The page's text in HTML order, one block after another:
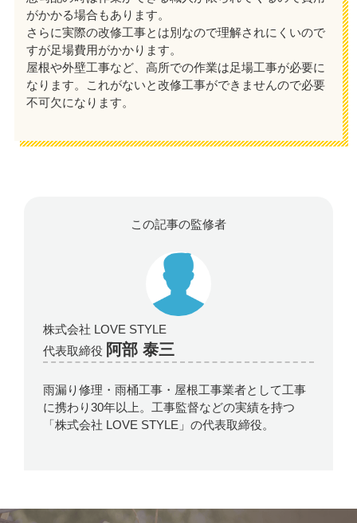
がかかる場合もあります。
さらに実際の改修工事とは別なので理解されにくいので
すが足場費用がかかります。
屋根や外壁工事など、高所での作業は足場工事が必要に
なります。これがないと改修工事ができませんので必要
不可欠になります。
この記事の監修者
株式会社 LOVE STYLE
代表取締役 阿部 泰三
雨漏り修理・雨桶工事・屋根工事業者として工事
に携わり30年以上。工事監督などの実績を持つ
「株式会社 LOVE STYLE」の代表取締役。